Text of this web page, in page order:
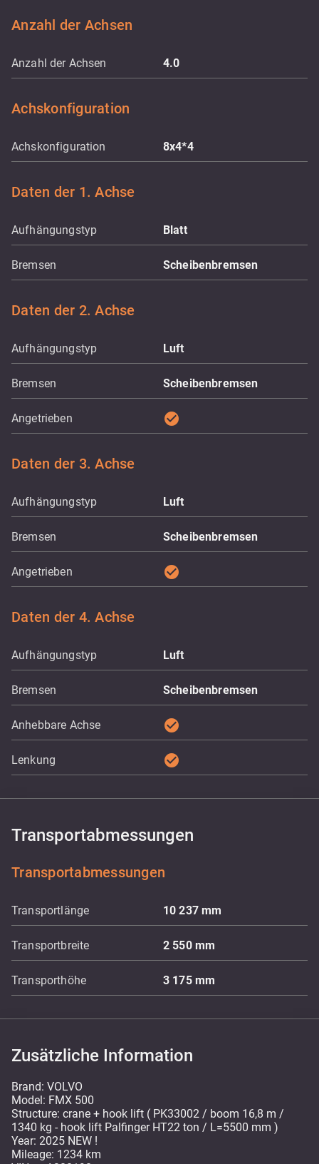
Anzahl der Achsen
Anzahl der Achsen 4.0
Achskonfiguration
Achskonfiguration 8x4*4
Daten der 1. Achse
Aufhängungstyp Blatt
Bremsen Scheibenbremsen
Daten der 2. Achse
Aufhängungstyp Luft
Bremsen Scheibenbremsen
Angetrieben check_circle
Daten der 3. Achse
Aufhängungstyp Luft
Bremsen Scheibenbremsen
Angetrieben check_circle
Daten der 4. Achse
Aufhängungstyp Luft
Bremsen Scheibenbremsen
Anhebbare Achse check_circle
Lenkung check_circle
Transportabmessungen
Transportabmessungen
Transportlänge 10 237mm
Transportbreite 2 550 mm
Transporthöhe 3 175 mm
Zusätzliche Information
Brand: VOLVO
Model: FMX 500
Structure: crane + hook lift ( PK33002 / boom 16,8 m /
1340 kg - hook lift Palfinger HT22 ton / L=5500 mm )
Year: 2025 NEW !
Mileage: 1234 km